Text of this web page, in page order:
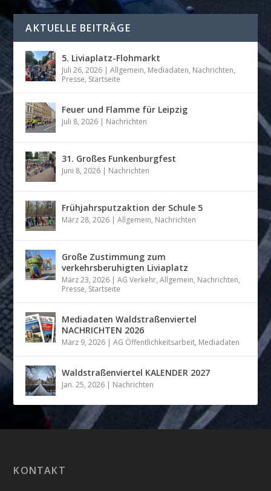
AKTUELLE BEITRÄGE
5. Liviaplatz-Flohmarkt
Juli 26, 2026 |Allgemein, Mediadaten, Nachrichten,
Presse, Startseite
Feuer und Flamme für Leipzig
Juli 8, 2026 | Nachrichten
31. Großes Funkenburgfest
Juni 8, 2026 | Nachrichten
Frühjahrsputzaktion der Schule 5
März 28, 2026 |Allgemein, Nachrichten
Große Zustimmung zum
verkehrsberuhigten Liviaplatz
März 23, 2026 |AG Verkehr,Allgemein, Nachrichten,
Presse, Startseite
Mediadaten Waldstraßenviertel
NACHRICHTEN 2026
März 9, 2026 |AG Öffentlichkeitsarbeit, Mediadaten
Waldstraßenviertel KALENDER 2027
Jan. 25, 2026 | Nachrichten
KONTAKT